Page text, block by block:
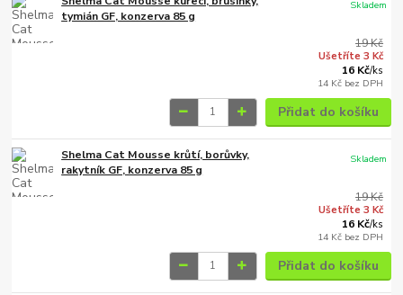
tymián GF, konzerva 85 g
19 Kč
Ušetříte 3 Kč
16 Kč/ks
14 Kč bez DPH
Skladem
Přidat do košíku
Shelma Cat Mousse krůtí, borůvky,
rakytník GF, konzerva 85 g
19 Kč
Ušetříte 3 Kč
16 Kč/ks
14 Kč bez DPH
Skladem
Přidat do košíku